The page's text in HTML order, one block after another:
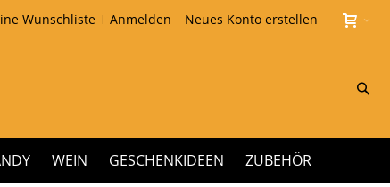
Wunschliste Anmelden Neues Konto erstellen
WEIN GESCHENKIDEEN ZUBEHÖR